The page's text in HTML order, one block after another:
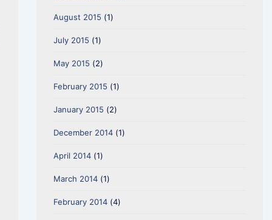
August 2015 (1)
July 2015 (1)
May 2015 (2)
February 2015 (1)
January 2015 (2)
December 2014(1)
April 2014(1)
March 2014(1)
February 2014(4)